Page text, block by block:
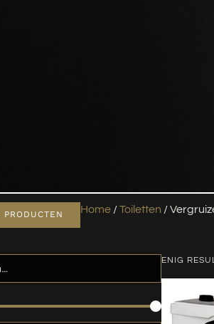
PRODUCTEN Home/Toiletten /
ENIG